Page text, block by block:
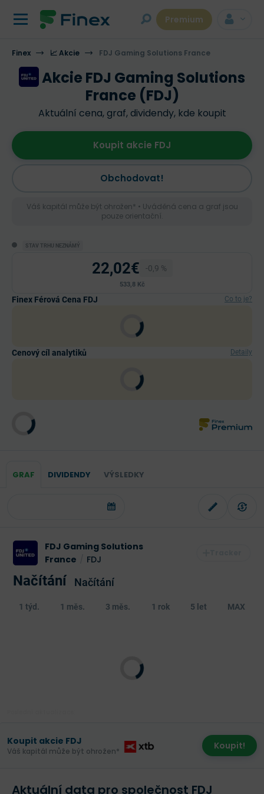
Premium
Finex 📈 Akcie FDJ Gaming Solutions France
Akcie FDJ Gaming Solutions
France (FDJ)
Aktuální cena, graf, dividendy, kde koupit
Obchodovat!
Koupit akcie FDJ
Váš kapitál může být ohrožen* • Uváděná cena a graf jsou
pouze orientační.
STAV TRHU NEZNÁMÝ
22,02€ -0,9 %
533,8 Kč
Finex Férová Cena FDJ Co to je?
Cenový cíl analytiků Detaily
GRAF DIVIDENDY VÝSLEDKY
FDJ Gaming Solutions
France
FDJ
Načítání Načítání
1 týd. 1 měs. 3 měs. 1 rok 5 let MAX
Koupit akcie FDJ
Váš kapitál může být ohrožen* Koupit!
Aktuální data pro společnost FDJ